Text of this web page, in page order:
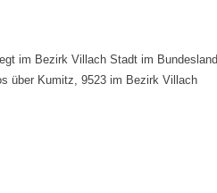
im Bezirk Villach Stadt im Bundesland
über Kumitz, 9523 im Bezirk Villach